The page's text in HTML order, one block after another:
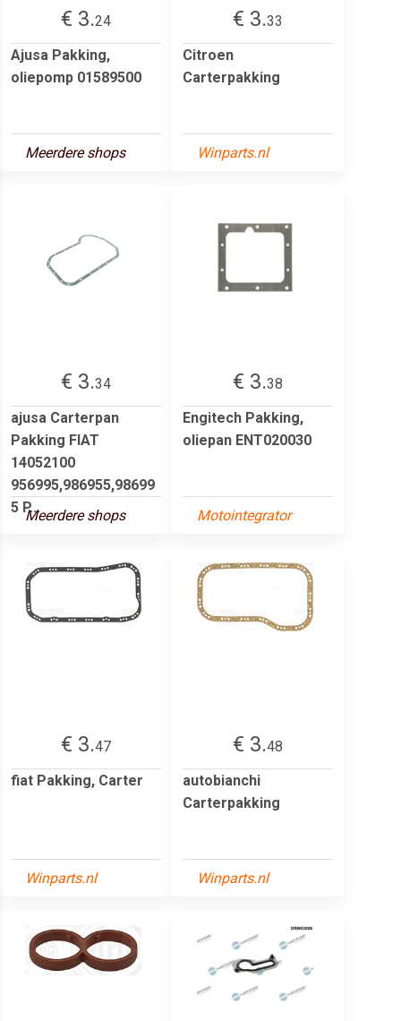
€ 3.24
Ajusa Pakking,
oliepomp 01589500
Meerdere shops
€ 3.33
Citroen
Carterpakking
Winparts.nl
€ 3.34
ajusa Carterpan
Pakking FIAT
14052100
956995,986955,98699
5 P...Meerdere shops
€ 3.38
Engitech Pakking,
oliepan ENT020030
Motointegrator
€ 3.47
fiat Pakking, Carter
Winparts.nl
€ 3.48
autobianchi
Carterpakking
Winparts.nl